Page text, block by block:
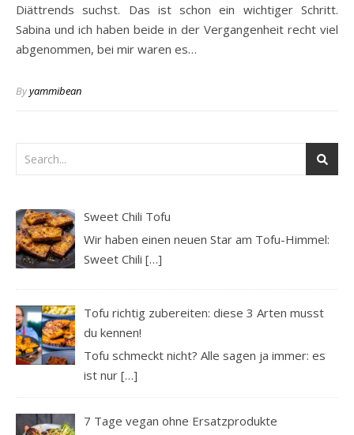
Diättrends suchst. Das ist schon ein wichtiger Schritt.
Sabina und ich haben beide in der Vergangenheit recht viel
abgenommen, bei mir waren es…
Byyammibean
Sweet Chili Tofu
Wir haben einen neuen Star am Tofu-Himmel:
Sweet Chili[…]
Tofu richtig zubereiten: diese 3 Arten musst
du kennen!
Tofu schmeckt nicht? Alle sagen ja immer: es
ist nur[…]
7 Tage vegan ohne Ersatzprodukte